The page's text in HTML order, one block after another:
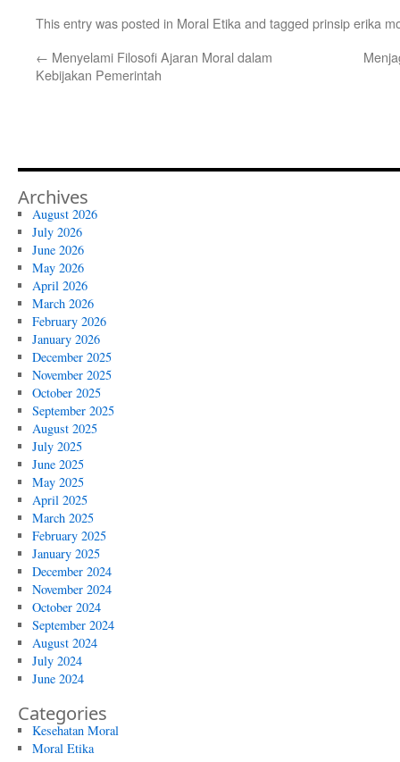
This entry was posted in Moral Etika and tagged prinsip erika
← Menyelami Filosofi Ajaran Moral dalam
Kebijakan Pemerintah
Archives
August 2026
July 2026
June 2026
May 2026
April 2026
March 2026
February 2026
January 2026
December 2025
November 2025
October 2025
September 2025
August 2025
July 2025
June 2025
May 2025
April 2025
March 2025
February 2025
January 2025
December 2024
November 2024
October 2024
September 2024
August 2024
July 2024
June 2024
Categories
Kesehatan Moral
Moral Etika